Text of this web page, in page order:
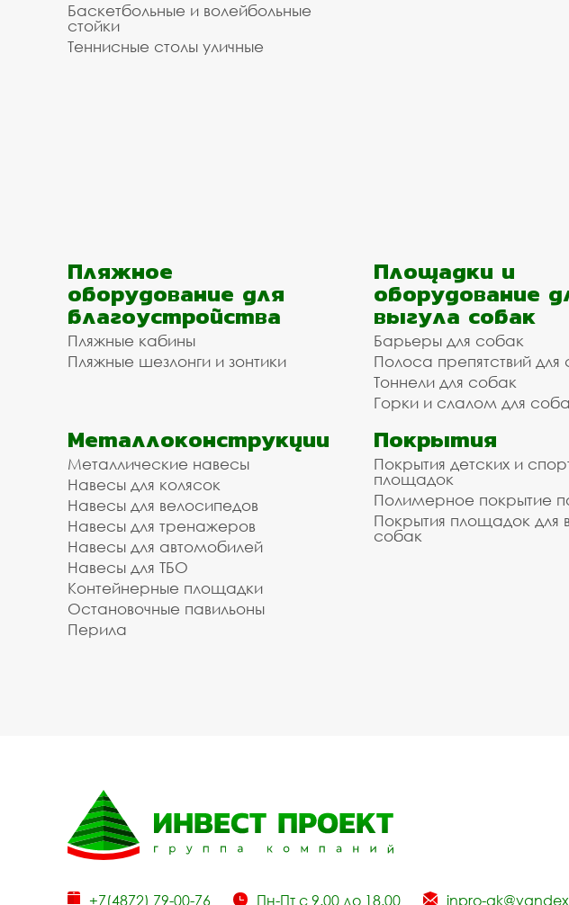
Баскетбольные и волейбольные
стойки
Теннисные столы уличные
Пляжное
оборудование для
благоустройства
Пляжные кабины
Пляжные шезлонги и зонтики
Площадки и
оборудование
выгула собак
Барьеры для собак
Полоса препятствий для
Тоннели для собак
Горки и слалом для
Металлоконструкции
Металлические навесы
Навесы для колясок
Навесы для велосипедов
Навесы для тренажеров
Навесы для автомобилей
Навесы для ТБО
Контейнерные площадки
Остановочные павильоны
Перила
Покрытия
Покрытия детских и
площадок
Полимерное покрытие
Покрытия площадок для
собак
+7(4872) 79-00-76 Пн-Пт с 9.00 до 18.00 inpro-